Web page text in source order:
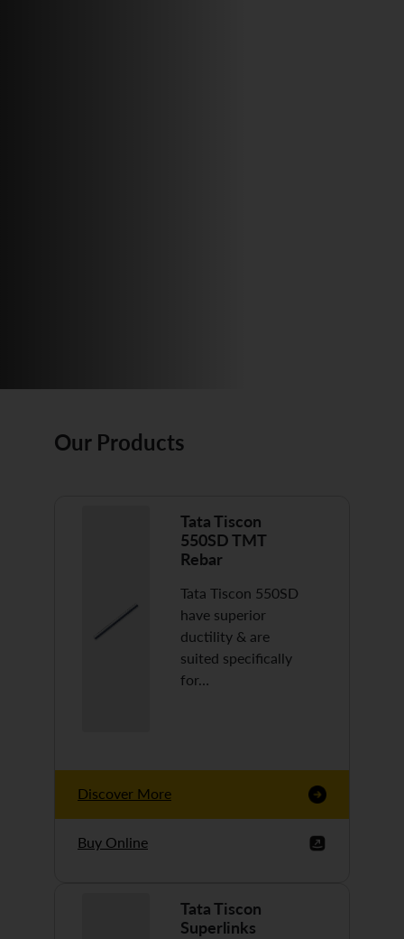
Our Products
Tata Tiscon
550SD TMT
Rebar
Tata Tiscon 550SD
have superior
ductility & are
suited specifically
for…
Discover More
Buy Online
Tata Tiscon
Superlinks